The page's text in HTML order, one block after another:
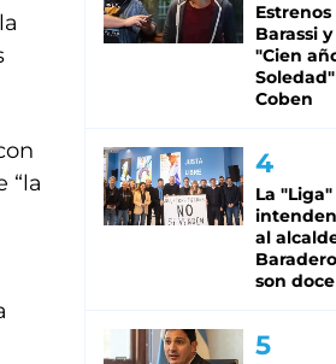
“la
Estrenos
Barassi
"Cien
Coben
La
al
son doce